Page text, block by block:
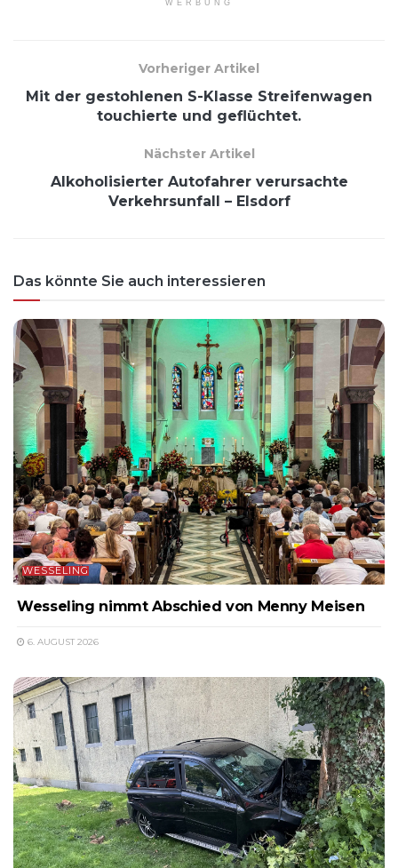
WERBUNG
Vorheriger Artikel
Mit der gestohlenen S-Klasse Streifenwagen
touchierte und geflüchtet.
Nächster Artikel
Alkoholisierter Autofahrer verursachte
Verkehrsunfall – Elsdorf
Das könnte Sie auch interessieren
WESSELING
Wesseling nimmt Abschied von Menny Meisen
6. AUGUST 2026